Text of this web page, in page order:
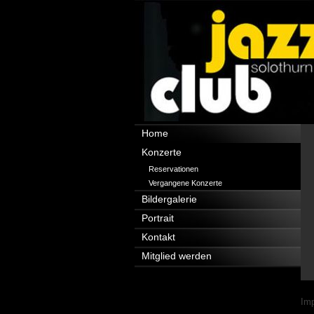
Navigation
Home
Konzerte
Reservationen
Vergangene Konzerte
Bildergalerie
Portrait
Kontakt
Mitglied werden